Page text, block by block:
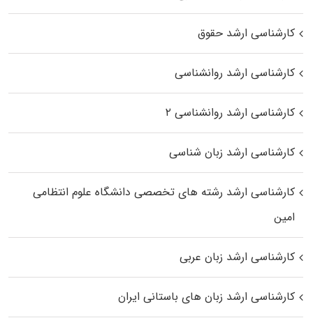
کارشناسی ارشد حقوق
کارشناسی ارشد روانشناسی
کارشناسی ارشد روانشناسی ۲
کارشناسی ارشد زبان شناسی
کارشناسی ارشد رﺷﺘﻪ ﻫﺎی تخصصی داﻧﺸﮕﺎه ﻋﻠﻮم انتظامی
اﻣﻴﻦ
کارشناسی ارشد زبان عربی
کارشناسی ارشد زبان‌ های باستانی ایران